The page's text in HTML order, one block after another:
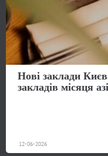
Нові заклади
закладів місяця
12-06-2026